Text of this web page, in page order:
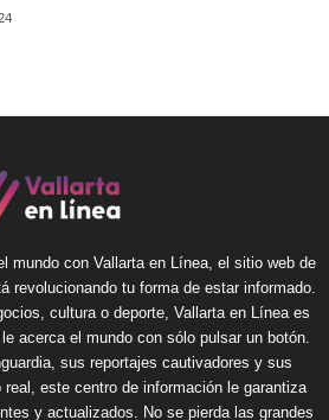
mundo con Vallarta en Línea, el sitio web de
revolucionando tu forma de estar informado.
cultura o deporte, Vallarta en Línea es
acerca el mundo con sólo pulsar un botón.
sus reportajes cautivadores y sus
este centro de información le garantiza
y actualizados. No se pierda las grandes